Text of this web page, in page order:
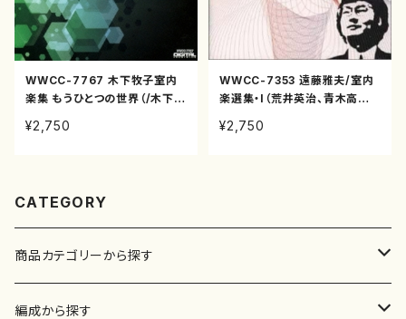
WWCC-7767 木下牧子室内
楽集 もうひとつの世界（/木下牧
¥2,750
WWCC-7353 遠藤雅夫/室内
楽選集・I（荒井英治、青木高志、
遠藤雅夫/遠藤雅夫/CD）
¥2,750
CATEGORY
商品カテゴリーから探す
楽譜
編成から探す